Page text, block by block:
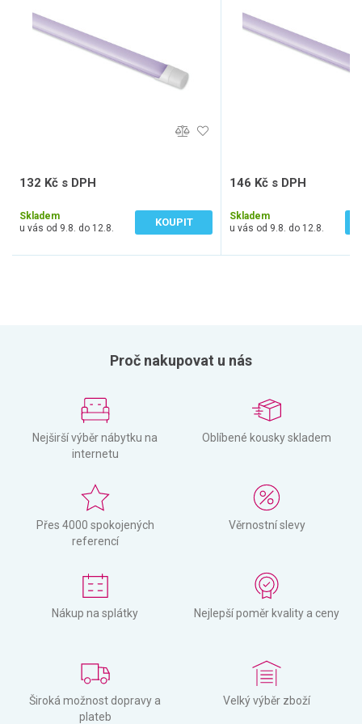
132 Kč s DPH
Skladem
u vás od 9.8. do 12.8.
KOUPIT
146 Kč s DPH
Skladem
u vás od 9.8. do 12.8.
Proč nakupovat u nás
Nejširší výběr nábytku na
internetu
Oblíbené kousky skladem
Přes 4000 spokojených
referencí
Věrnostní slevy
Nákup na splátky Nejlepší poměr kvality a ceny
Široká možnost dopravy a
plateb
Velký výběr zboží